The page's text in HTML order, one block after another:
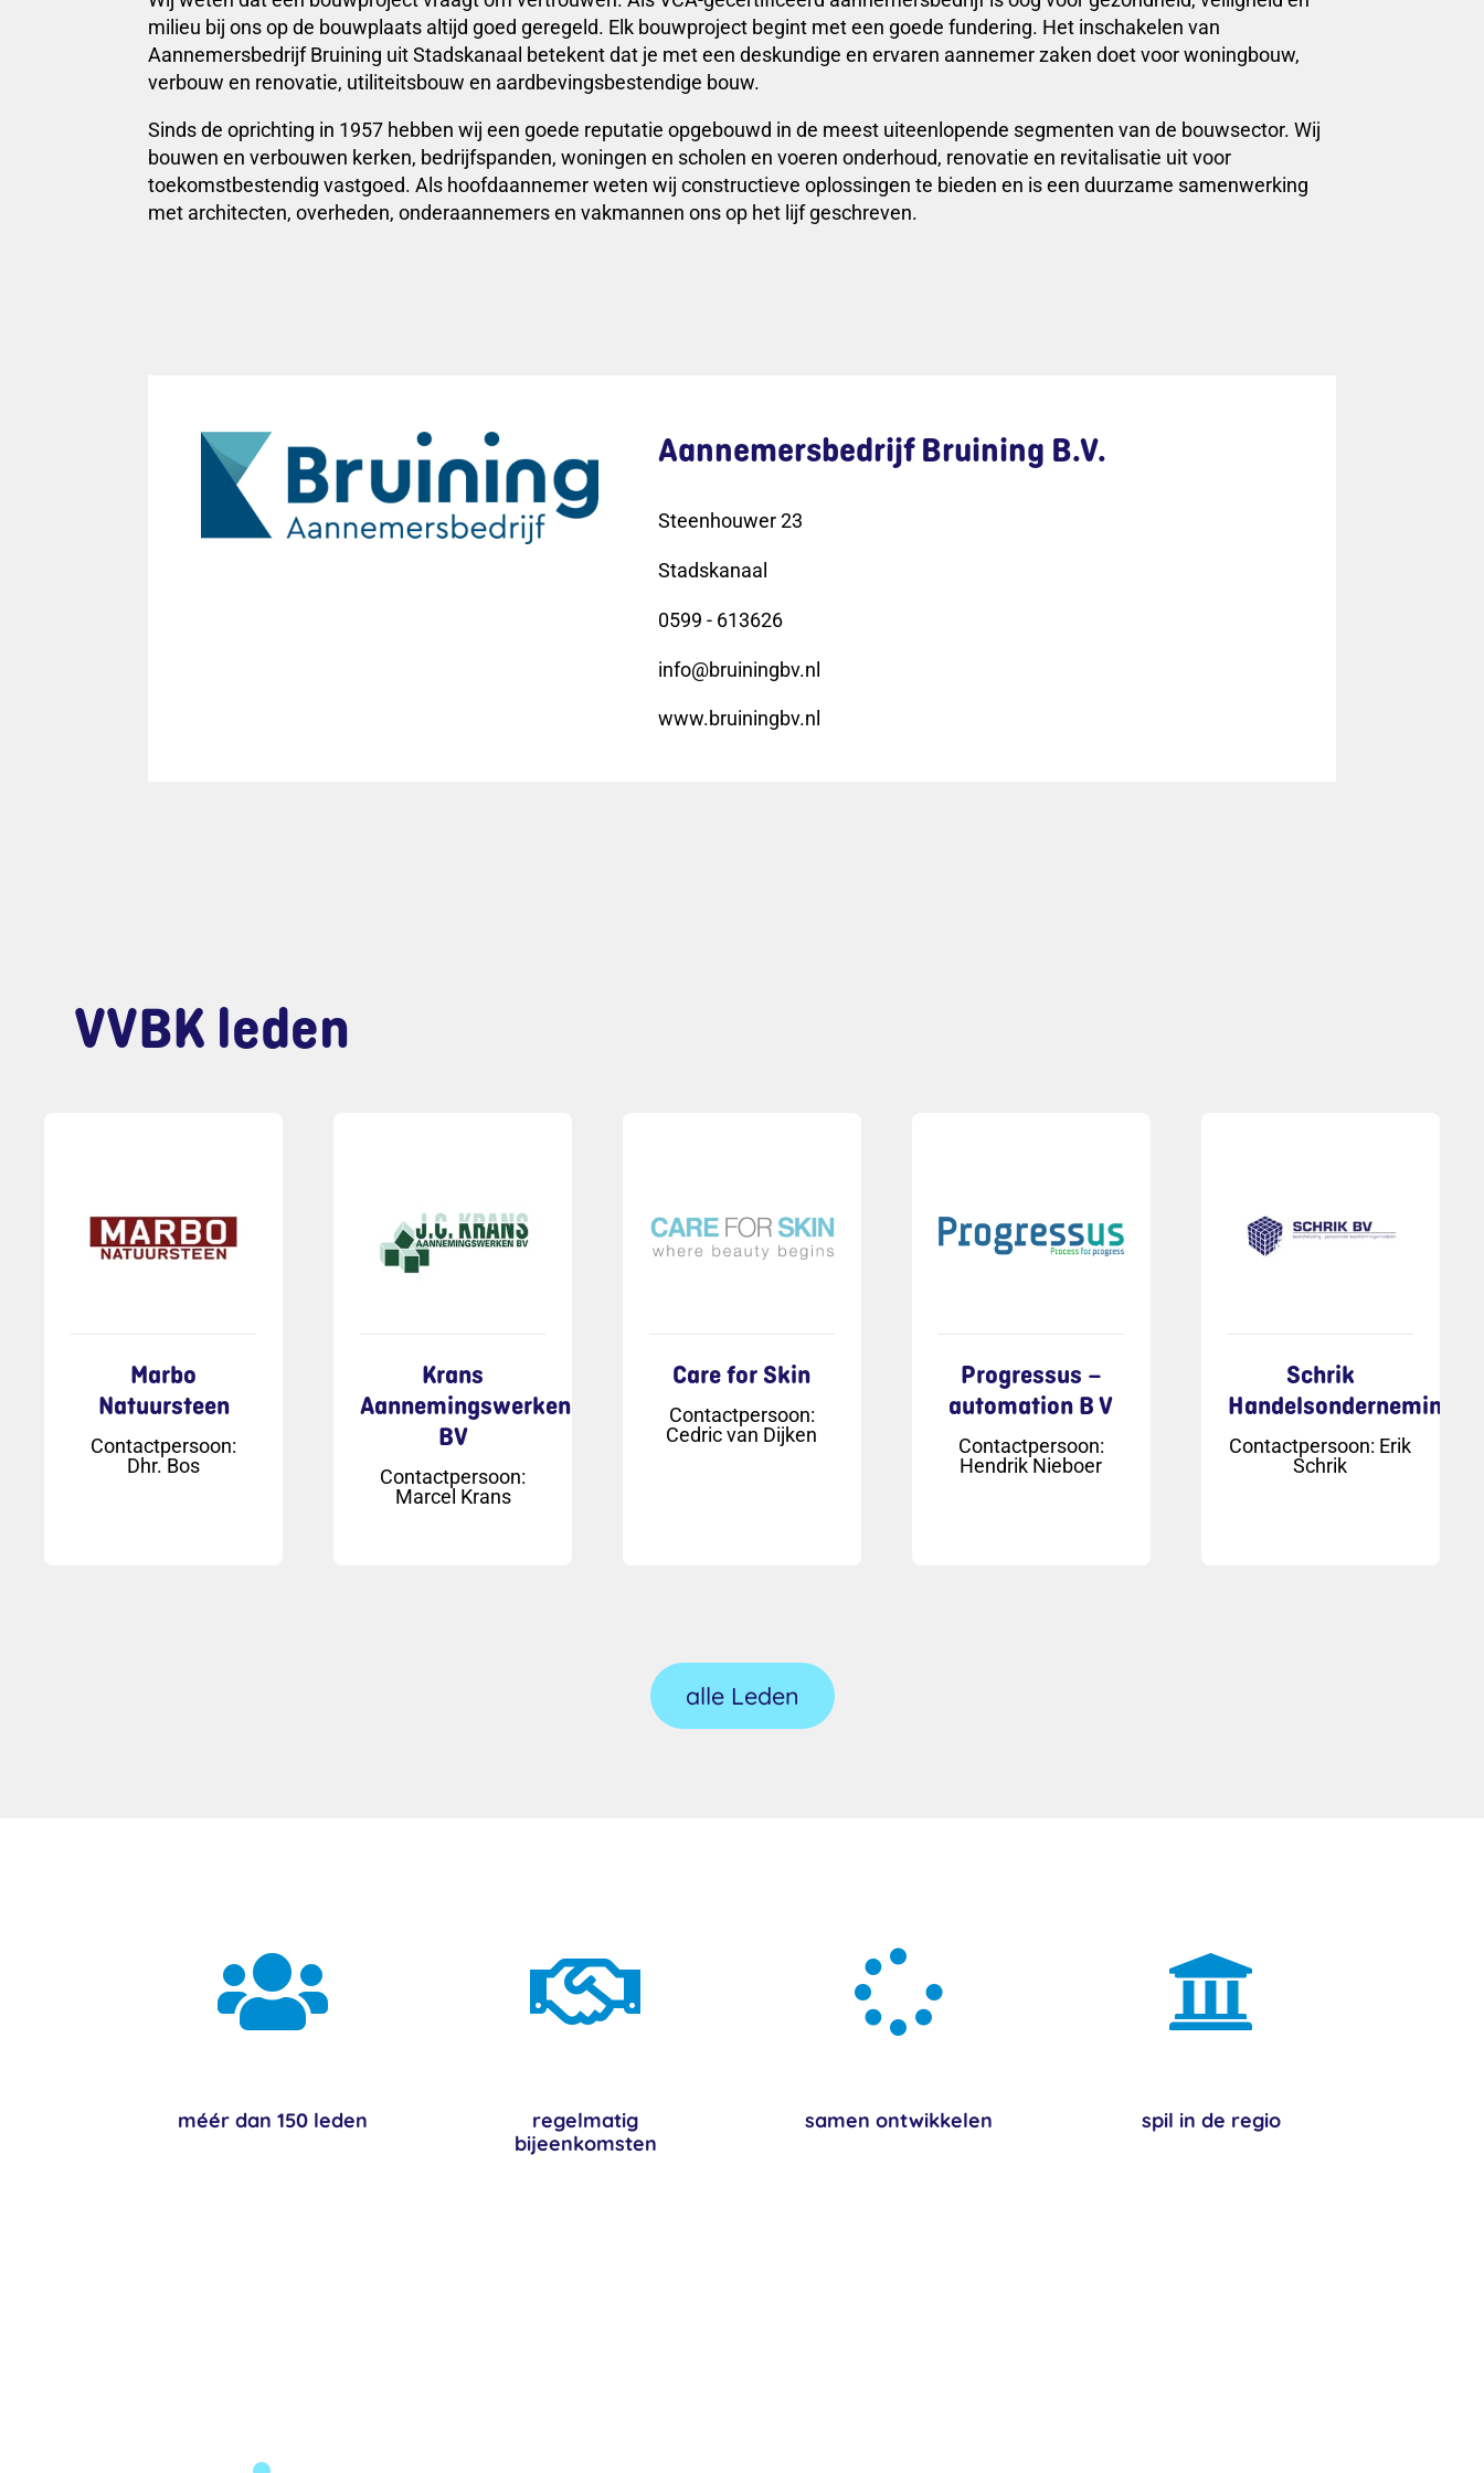
milieu bij ons op de bouwplaats altijd goed geregeld. Elk bouwproject begint met een goede fundering. Het inschakelen van
Aannemersbedrijf Bruining uit Stadskanaal betekent dat je met een deskundige en ervaren aannemer zaken doet voor woningbouw,
verbouw en renovatie, utiliteitsbouw en aardbevingsbestendige bouw.
Sinds de oprichting in 1957 hebben wij een goede reputatie opgebouwd in de meest uiteenlopende segmenten van de bouwsector. Wij
bouwen en verbouwen kerken, bedrijfspanden, woningen en scholen en voeren onderhoud, renovatie en revitalisatie uit voor
toekomstbestendig vastgoed. Als hoofdaannemer weten wij constructieve oplossingen te bieden en is een duurzame samenwerking
met architecten, overheden, onderaannemers en vakmannen ons op het lijf geschreven.
Aannemersbedrijf Bruining B.V.
Steenhouwer 23
Stadskanaal
0599 - 613626
info@bruiningbv.nl
www.bruiningbv.nl
VVBK leden
Marbo
Natuursteen
Contactpersoon:
Dhr. Bos
Krans
Aannemingswerken
BV
Contactpersoon:
Marcel Krans
Care for Skin
Contactpersoon:
Cedric van Dijken
Progressus –
automation B V
Contactpersoon:
Hendrik Nieboer
Schrik
Handelsonderneming
Contactpersoon: Erik
Schrik
alle Leden

méér dan 150 leden

regelmatig
bijeenkomsten

samen ontwikkelen

spil in de regio